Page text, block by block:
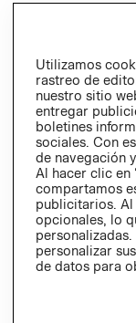
Ecuador ($)
CAMBIAR REGIÓN
Utilizamos
rastreo de
nuestro sitio
entregar
boletines
sociales. Con
de navegación
Al hacer clic en
compartamos
publicitarios. Al
opcionales, lo
personalizar
de datos para